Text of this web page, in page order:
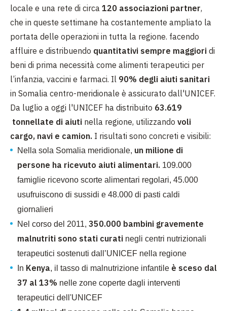
locale e una rete di circa 120 associazioni partner,
che in queste settimane ha costantemente ampliato la
portata delle operazioni in tutta la regione. facendo
affluire e distribuendo quantitativi sempre maggiori di
beni di prima necessità come alimenti terapeutici per
l’infanzia, vaccini e farmaci. Il 90% degli aiuti sanitari
in Somalia centro-meridionale è assicurato dall'UNICEF.
Da luglio a oggi l'UNICEF ha distribuito 63.619
tonnellate di aiuti nella regione, utilizzando voli
cargo, navi e camion. I risultati sono concreti e visibili:
Nella sola Somalia meridionale, un milione di
persone ha ricevuto aiuti alimentari. 109.000
famiglie ricevono scorte alimentari regolari, 45.000
usufruiscono di sussidi e 48.000 di pasti caldi
giornalieri
Nel corso del 2011, 350.000 bambini gravemente
malnutriti sono stati curati negli centri nutrizionali
terapeutici sostenuti dall’UNICEF nella regione
In Kenya, il tasso di malnutrizione infantile è sceso dal
37 al 13% nelle zone coperte dagli interventi
terapeutici dell'UNICEF